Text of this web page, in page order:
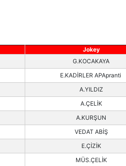
Jokey
G.KOCAKAYA
E.KADİRLER APApranti
A.YILDIZ
A.ÇELİK
A.KURŞUN
VEDAT ABİŞ
E.ÇİZİK
MÜS.ÇELİK